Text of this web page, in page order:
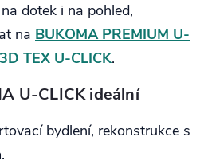
dotek i na pohled,
na BUKOMA PREMIUM U-
TEX U-CLICK.
U-CLICK ideální
bydlení, rekonstrukce s